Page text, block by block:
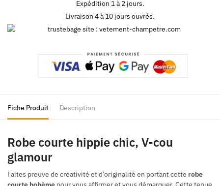
Expédition 1 à 2 jours.
Livraison 4 à 10 jours ouvrés.
Fiche Produit Description
Robe courte hippie chic, V-cou
glamour
Faites preuve de créativité et d’originalité en portant cette robe